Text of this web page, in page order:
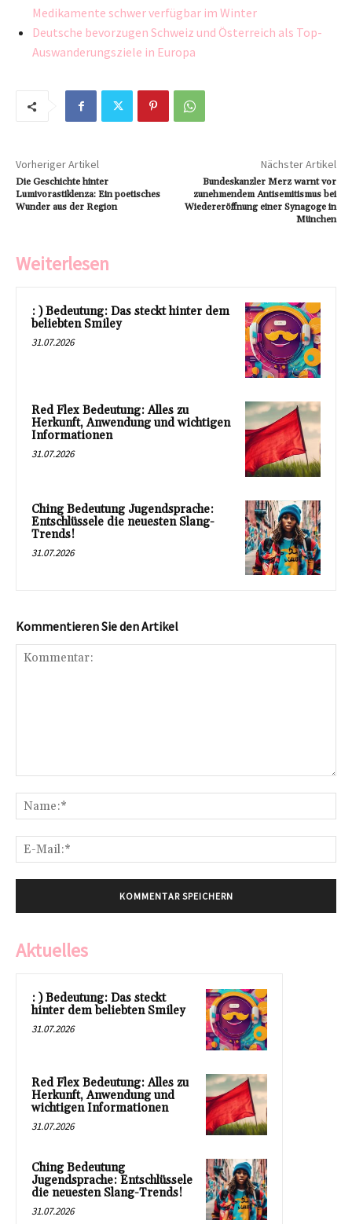
Medikamente schwer verfügbar im Winter
Deutsche bevorzugen Schweiz und Österreich als Top-
Auswanderungsziele in Europa
Vorheriger Artikel
Die Geschichte hinter
Lumivorastiklenza: Ein poetisches
Wunder aus der Region
Nächster Artikel
Bundeskanzler Merz warnt vor
zunehmendem Antisemitismus bei
Wiedereröffnung einer Synagoge in
München
Weiterlesen
: ) Bedeutung: Das steckt hinter dem
beliebten Smiley
31.07.2026
Red Flex Bedeutung: Alles zu
Herkunft, Anwendung und wichtigen
Informationen
31.07.2026
Ching Bedeutung Jugendsprache:
Entschlüssele die neuesten Slang-
Trends!
31.07.2026
Kommentieren Sie den Artikel
Aktuelles
: ) Bedeutung: Das steckt
hinter dem beliebten Smiley
31.07.2026
Red Flex Bedeutung: Alles zu
Herkunft, Anwendung und
wichtigen Informationen
31.07.2026
Ching Bedeutung
Jugendsprache: Entschlüssele
die neuesten Slang-Trends!
31.07.2026